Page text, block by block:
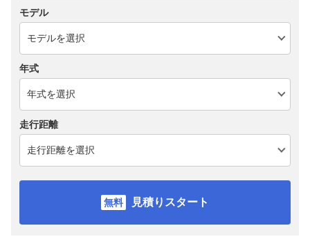
モデル
年式
走行距離
見積りスタート